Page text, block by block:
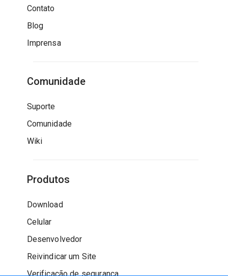
Contato
Blog
Imprensa
Comunidade
Suporte
Comunidade
Wiki
Produtos
Download
Celular
Desenvolvedor
Reivindicar um Site
Verificação de segurança